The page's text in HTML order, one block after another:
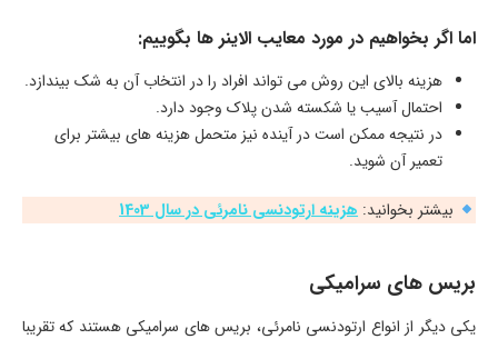
اما اگر بخواهیم در مورد معایب الاینر ها بگوییم:
هزینه بالای این روش می تواند افراد را در انتخاب آن به شک بیندازد.
احتمال آسیب یا شکسته شدن پلاک وجود دارد.
در نتیجه ممکن است در آینده نیز متحمل هزینه های بیشتر برای
تعمیر آن شوید.
بیشتر بخوانید: هزینه ارتودنسی نامرئی در سال 1403
بریس های سرامیکی
یکی دیگر از انواع ارتودنسی نامرئی، بریس های سرامیکی هستند که تقریبا